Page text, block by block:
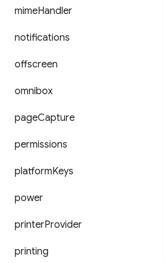
mimeHandler
notifications
offscreen
omnibox
pageCapture
permissions
platformKeys
power
printerProvider
printing